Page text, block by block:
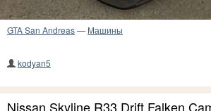
GTA San Andreas— Машины
kodyan5
Nissan Skyline R33 Drift Falken